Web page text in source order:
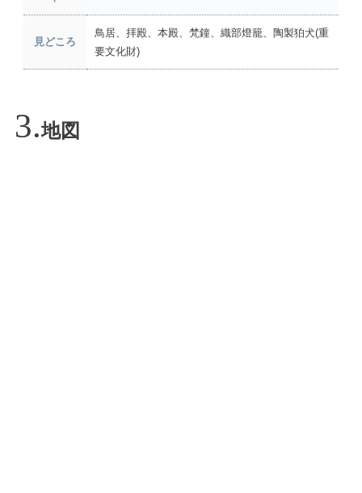
見どころ
鳥居、拝殿、本殿、梵鐘、織部燈籠、陶製狛犬(重
要文化財)
地図